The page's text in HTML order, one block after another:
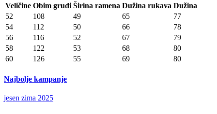
Veličine Obim grudi Širina ramena Dužina rukava Dužina
52
108 49 65
77
54
112 50 66
78
56
116 52 67
79
58
122 53 68
80
60
126 55 69 80
Najbolje kampanje
jesen zima 2025